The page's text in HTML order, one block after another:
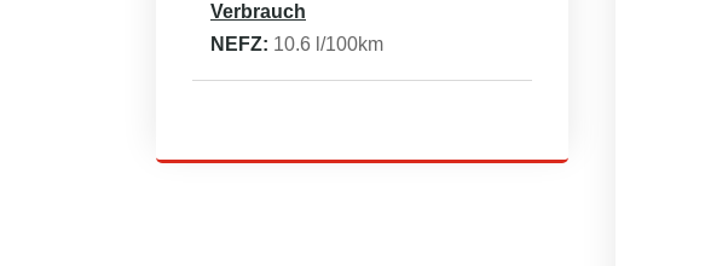
Verbrauch
NEFZ: 10.6 l/100km